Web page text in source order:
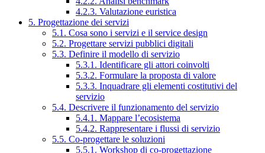
4.2.3. Valutazione euristica
5. Progettazione dei servizi
5.1. Cosa sono i servizi e il service design
5.2. Progettare servizi pubblici digitali
5.3. Definire il modello di servizio
5.3.1. Identificare gli attori coinvolti
5.3.2. Formulare la proposta di valore
5.3.3. Inquadrare gli elementi costitutivi del
servizio
5.4. Descrivere il funzionamento del servizio
5.4.1. Mappare l’ecosistema
5.4.2. Rappresentare i flussi di servizio
5.5. Co-progettare le soluzioni
5.5.1. Workshop di co-progettazione